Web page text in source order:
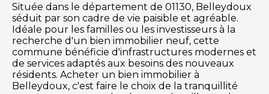
Située dans le département de 01130, Belleydoux
séduit par son cadre de vie paisible et agréable.
Idéale pour les familles ou les investisseurs à la
recherche d'un bien immobilier neuf, cette
commune bénéficie d'infrastructures modernes et
de services adaptés aux besoins des nouveaux
résidents. Acheter un bien immobilier à
Belleydoux, c'est faire le choix de la tranquillité